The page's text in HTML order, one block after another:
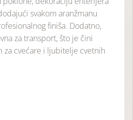
svakom aranžmanu
finiša. Dodatno,
za transport, što je čini
cvećare i ljubitelje cvetnih